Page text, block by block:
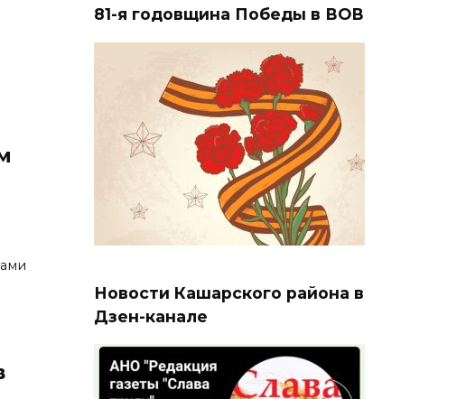
81-я годовщина Победы в ВОВ
Новости Кашарского района в
Дзен-канале